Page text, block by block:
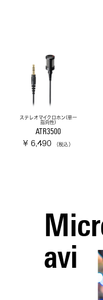
ステレオマイクロホン(単一
指向性)
ATR3500
¥ 6,490 （税込）
avi